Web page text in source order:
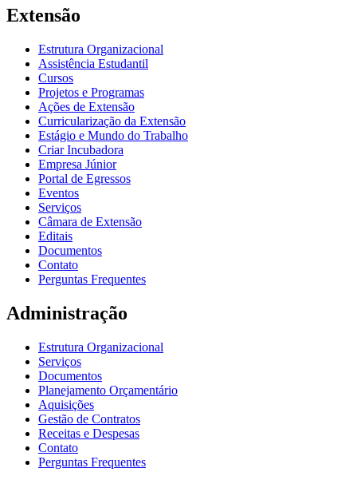
Extensão
Estrutura Organizacional
Assistência Estudantil
Cursos
Projetos e Programas
Ações de Extensão
Curricularização da Extensão
Estágio e Mundo do Trabalho
Criar Incubadora
Empresa Júnior
Portal de Egressos
Eventos
Serviços
Câmara de Extensão
Editais
Documentos
Contato
Perguntas Frequentes
Administração
Estrutura Organizacional
Serviços
Documentos
Planejamento Orçamentário
Aquisições
Gestão de Contratos
Receitas e Despesas
Contato
Perguntas Frequentes